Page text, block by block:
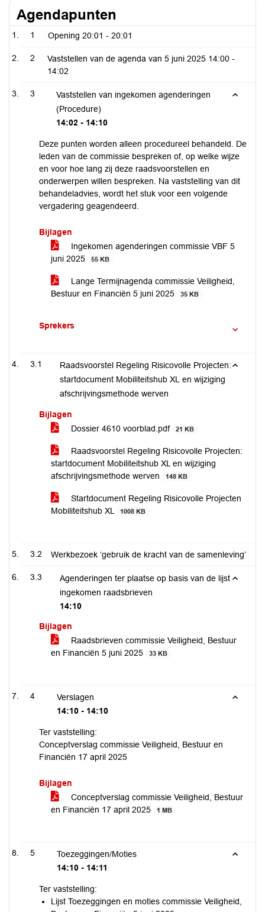
Agendapunten
1 Opening 20:01 - 20:01
2 Vaststellen van de agenda van 5 juni 2025 14:00 -
14:02
3
Vaststellen van ingekomen agenderingen
(Procedure)
14:02 - 14:10
Deze punten worden alleen procedureel behandeld. De
leden van de commissie bespreken of, op welke wijze
en voor hoe lang zij deze raadsvoorstellen en
onderwerpen willen bespreken. Na vaststelling van dit
behandeladvies, wordt het stuk voor een volgende
vergadering geagendeerd.
Bijlagen
Ingekomen agenderingen commissie VBF 5
juni 2025
55 KB
Lange Termijnagenda commissie Veiligheid,
Bestuur en Financiën 5 juni 2025
35 KB
Sprekers
3.1
Raadsvoorstel Regeling Risicovolle Projecten:
startdocument Mobiliteitshub XL en wijziging
afschrijvingsmethode werven
Bijlagen
Dossier 4610 voorblad.pdf
21 KB
Raadsvoorstel Regeling Risicovolle Projecten:
startdocument Mobiliteitshub XL en wijziging
afschrijvingsmethode werven
148 KB
Startdocument Regeling Risicovolle Projecten
Mobiliteitshub XL
1008 KB
3.2 Werkbezoek ‘gebruik de kracht van de samenleving’
3.3
Agenderingen ter plaatse op basis van de lijst
ingekomen raadsbrieven
14:10
Bijlagen
Raadsbrieven commissie Veiligheid, Bestuur
en Financiën 5 juni 2025
33 KB
4
Verslagen
14:10 - 14:10
Ter vaststelling:
Conceptverslag commissie Veiligheid, Bestuur en
Financiën 17 april 2025
Bijlagen
Conceptverslag commissie Veiligheid, Bestuur
en Financiën 17 april 2025
1 MB
5
Toezeggingen/Moties
14:10 - 14:11
Ter vaststelling:
Lijst Toezeggingen en moties commissie Veiligheid,